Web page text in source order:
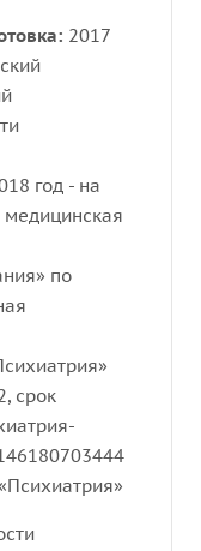
2017
год - на
по
срок